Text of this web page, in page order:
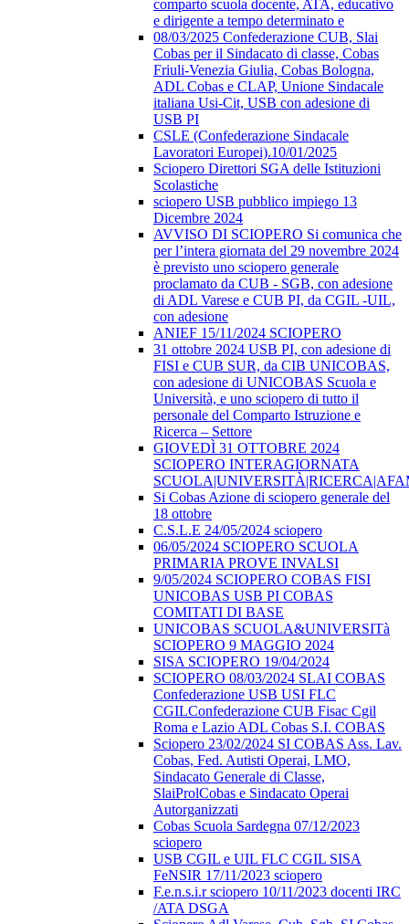
comparto scuola docente, ATA, educativo
e dirigente a tempo determinato e
08/03/2025 Confederazione CUB, Slai
Cobas per il Sindacato di classe, Cobas
Friuli-Venezia Giulia, Cobas Bologna,
ADL Cobas e CLAP, Unione Sindacale
italiana Usi-Cit, USB con adesione di
USB PI
CSLE (Confederazione Sindacale
Lavoratori Europei).10/01/2025
Sciopero Direttori SGA delle Istituzioni
Scolastiche
sciopero USB pubblico impiego 13
Dicembre 2024
AVVISO DI SCIOPERO Si comunica che
per l’intera giornata del 29 novembre 2024
è previsto uno sciopero generale
proclamato da CUB - SGB, con adesione
di ADL Varese e CUB PI, da CGIL -UIL,
con adesione
ANIEF 15/11/2024 SCIOPERO
31 ottobre 2024 USB PI, con adesione di
FISI e CUB SUR, da CIB UNICOBAS,
con adesione di UNICOBAS Scuola e
Università, e uno sciopero di tutto il
personale del Comparto Istruzione e
Ricerca – Settore
GIOVEDÌ 31 OTTOBRE 2024
SCIOPERO INTERAGIORNATA
Si Cobas Azione di sciopero generale del
18 ottobre
C.S.L.E 24/05/2024 sciopero
06/05/2024 SCIOPERO SCUOLA
PRIMARIA PROVE INVALSI
9/05/2024 SCIOPERO COBAS FISI
UNICOBAS USB PI COBAS
COMITATI DI BASE
UNICOBAS SCUOLA&UNIVERSITà
SCIOPERO 9 MAGGIO 2024
SISA SCIOPERO 19/04/2024
SCIOPERO 08/03/2024 SLAI COBAS
Confederazione USB USI FLC
CGILConfederazione CUB Fisac Cgil
Roma e Lazio ADL Cobas S.I. COBAS
Sciopero 23/02/2024 SI COBAS Ass. Lav.
Cobas, Fed. Autisti Operai, LMO,
Sindacato Generale di Classe,
SlaiProlCobas e Sindacato Operai
Autorganizzati
Cobas Scuola Sardegna 07/12/2023
sciopero
USB CGIL e UIL FLC CGIL SISA
FeNSIR 17/11/2023 sciopero
F.e.n.s.i.r sciopero 10/11/2023 docenti IRC
/ATA DSGA